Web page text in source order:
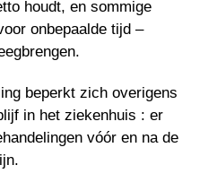
houdt, en sommige
onbepaalde tijd –
beperkt zich overigens
in het ziekenhuis : er
vóór en na de